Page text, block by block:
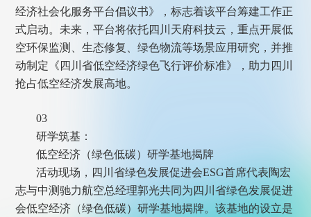
经济社会化服务平台倡议书》，标志着该平台筹建工作正
式启动。未来，平台将依托四川天府科技云，重点开展低
空环保监测、生态修复、绿色物流等场景应用研究，并推
动制定《四川省低空经济绿色飞行评价标准》，助力四川
抢占低空经济发展高地。
03
研学筑基：
低空经济（绿色低碳）研学基地揭牌
活动现场，四川省绿色发展促进会ESG首席代表陶宏
志与中测驰力航空总经理郭光共同为四川省绿色发展促进
会低空经济（绿色低碳）研学基地揭牌。该基地的设立是